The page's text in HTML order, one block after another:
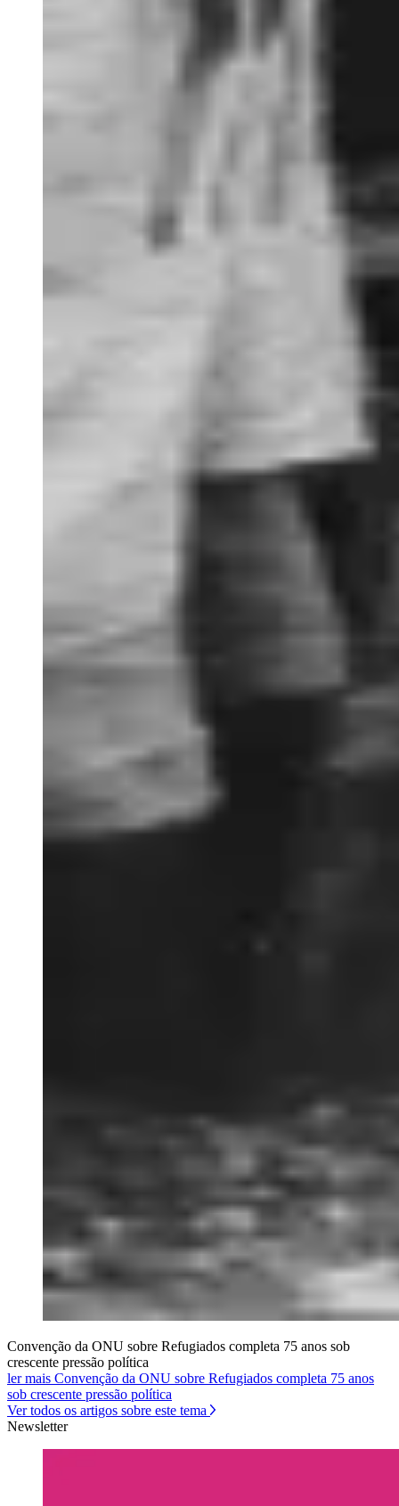
Convenção da ONU sobre Refugiados completa 75 anos sob
crescente pressão política
ler mais Convenção da ONU sobre Refugiados completa 75 anos
sob crescente pressão política
Ver todos os artigos sobre este tema
Newsletter